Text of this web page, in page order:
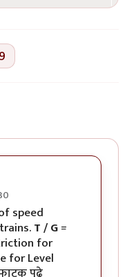
speed
T / G=
for
for Level